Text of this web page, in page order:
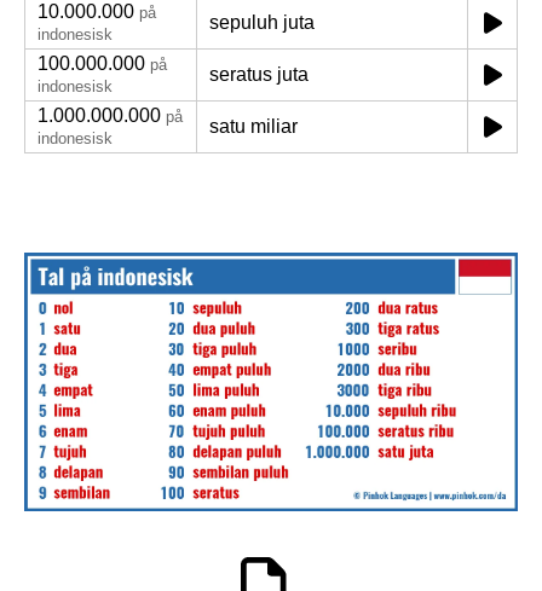
10.000.000 på
indonesisk
sepuluh juta
100.000.000 på
indonesisk
seratus juta
1.000.000.000 på
indonesisk
satu miliar